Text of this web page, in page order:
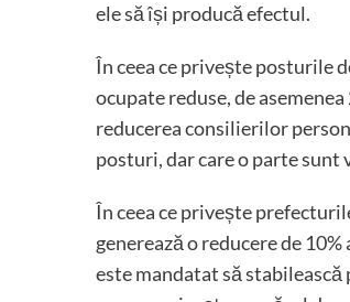
ele să își producă efectul.
În ceea ce privește posturile
ocupate reduse, de
reducerea consilierilor
posturi, dar care o parte sunt
În ceea ce privește
generează o reducere de
este mandatat să